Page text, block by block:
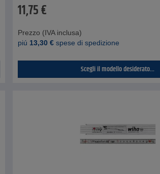
11,75€
Prezzo (IVA inclusa)
piú 13,30 € spese di spedizione
Scegli il modello desiderato...